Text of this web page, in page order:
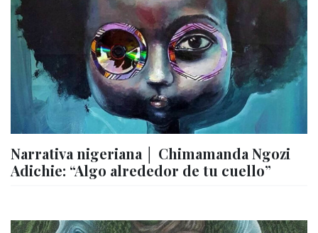
Narrativa nigeriana │ Chimamanda Ngozi
Adichie: “Algo alrededor de tu cuello”